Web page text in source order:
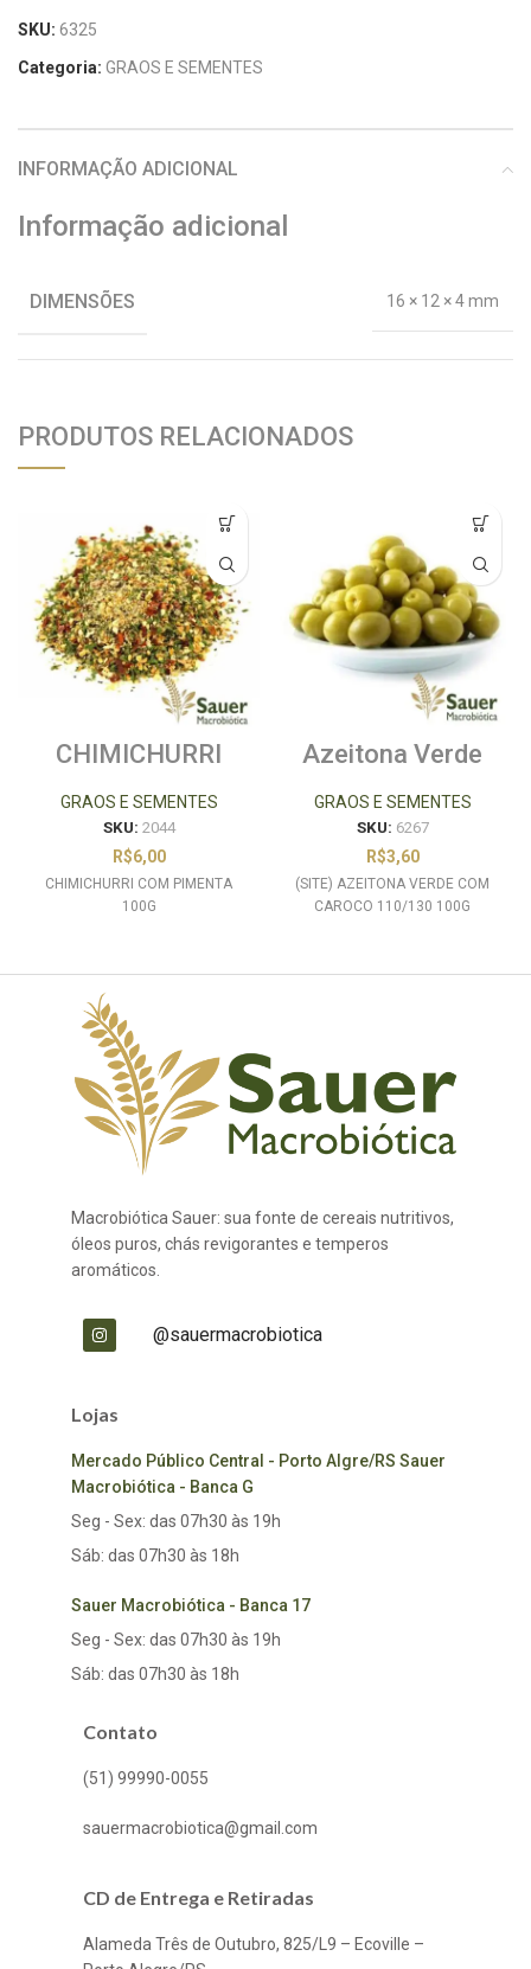
SKU: 6325
Categoria: GRAOS E SEMENTES
INFORMAÇÃO ADICIONAL
Informação adicional
DIMENSÕES 16 × 12 × 4 mm
PRODUTOS RELACIONADOS
CHIMICHURRI
100G
GRAOS E SEMENTES
SKU: 2044
R$6,00
CHIMICHURRI COM PIMENTA
100G
Azeitona Verde
(110/130) 100g
GRAOS E SEMENTES
SKU: 6267
R$3,60
(SITE) AZEITONA VERDE COM
CAROCO 110/130 100G
Macrobiótica Sauer: sua fonte de cereais nutritivos,
óleos puros, chás revigorantes e temperos
aromáticos.
@sauermacrobiotica
Lojas
Mercado Público Central - Porto Algre/RS Sauer
Macrobiótica - Banca G
Seg - Sex: das 07h30 às 19h
Sáb: das 07h30 às 18h
Sauer Macrobiótica - Banca 17
Seg - Sex: das 07h30 às 19h
Sáb: das 07h30 às 18h
Contato
(51) 99990-0055
sauermacrobiotica@gmail.com
CD de Entrega e Retiradas
Alameda Três de Outubro, 825/L9 – Ecoville –